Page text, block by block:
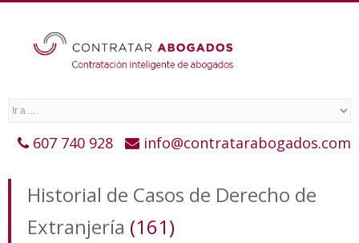
607 740 928 info@contratarabogados.com
Historial de Casos de Derecho de
Extranjería (161)